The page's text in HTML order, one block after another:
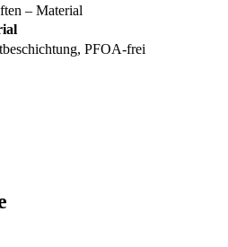
– Material
PFOA-frei